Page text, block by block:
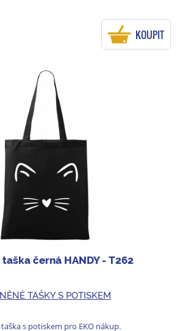
KOUPIT
černá HANDY - T262
TAŠKY S POTISKEM
s potiskem pro EKO nákup.